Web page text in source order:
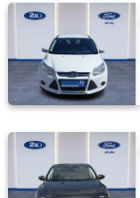
1.6
AMBIENTE
1.6
Duratec
Ti-VCT
GHIA
1.6